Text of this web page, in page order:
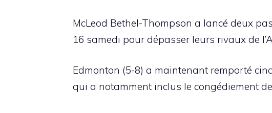
McLeod Bethel-Thompson a lancé deux
16 samedi pour dépasser leurs rivaux de
Edmonton (5-8) a maintenant remporté
qui a notamment inclus le congédiement de